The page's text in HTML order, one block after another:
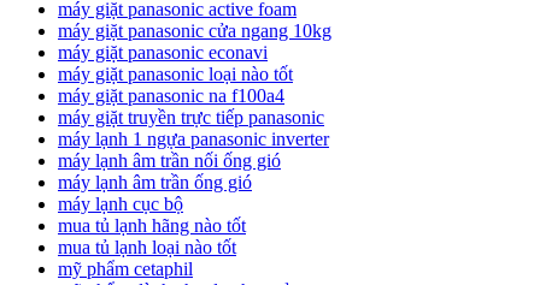
máy giặt panasonic active foam
máy giặt panasonic cửa ngang 10kg
máy giặt panasonic econavi
máy giặt panasonic loại nào tốt
máy giặt panasonic na f100a4
máy giặt truyền trực tiếp panasonic
máy lạnh 1 ngựa panasonic inverter
máy lạnh âm trần nối ống gió
máy lạnh âm trần ống gió
máy lạnh cục bộ
mua tủ lạnh hãng nào tốt
mua tủ lạnh loại nào tốt
mỹ phẩm cetaphil